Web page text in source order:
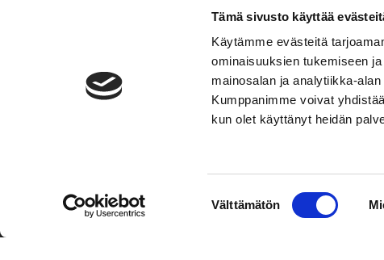
Tämä sivusto käyttää
Käytämme evästeitä
ominaisuuksien tukemiseen
mainosalan ja analytiikka-
Kumppanimme voivat
kun olet käyttänyt heidän
Välttämätön
Hockey-Team Vaasan Sport Oy
Puh: 02 01